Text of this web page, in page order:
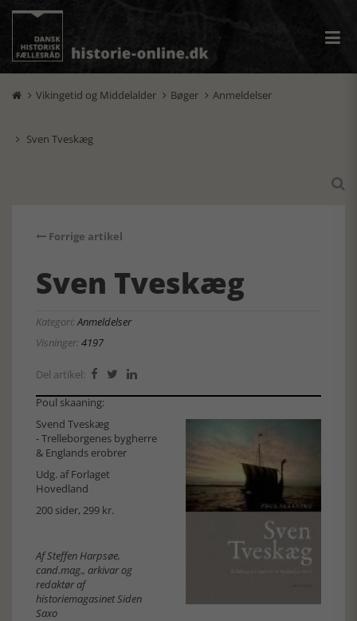
 Vikingetid og Middelalder  Bøger  Anmeldelser
 Sven Tveskæg

Forrige artikel
Sven Tveskæg
Kategori:Anmeldelser
Visninger:4197
Del artikel:   
Poul skaaning:
Svend Tveskæg
- Trelleborgenes bygherre
& Englands erobrer
Udg. af Forlaget
Hovedland
200 sider, 299 kr.
Af Steffen Harpsøe,
cand.mag., arkivar og
redaktør af
historiemagasinet Siden
Saxo